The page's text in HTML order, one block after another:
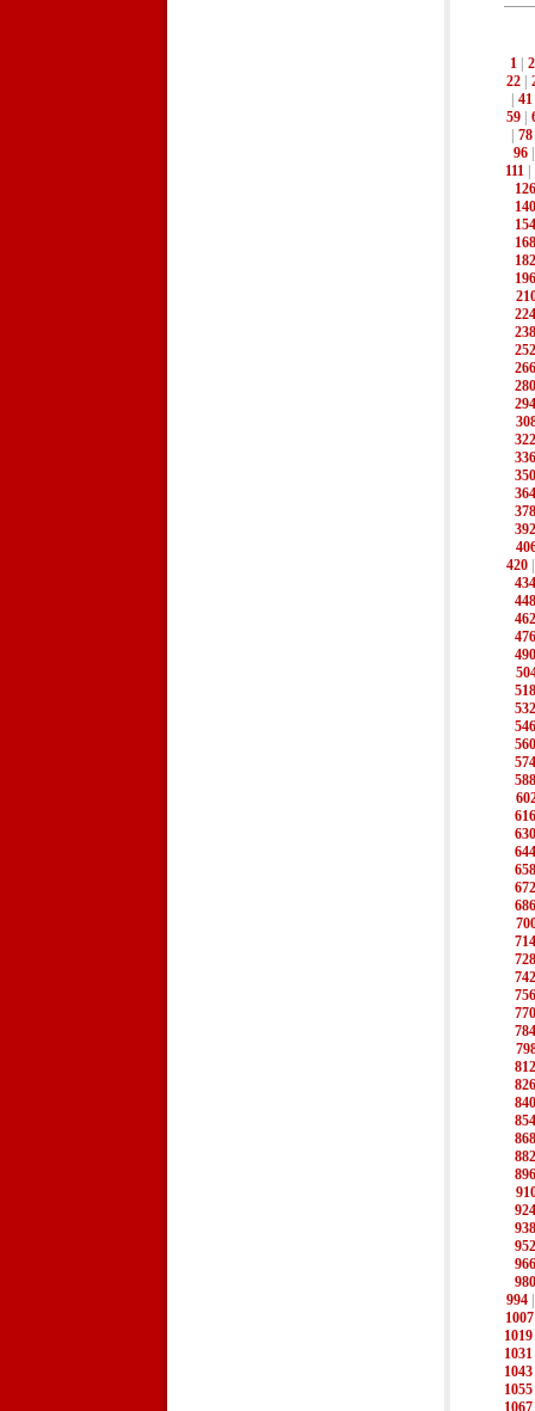
1
2
22|
41
59|
78
96
111|
126
140
154
168
182
196
224
238
252
266
280
294
322
336
350
364
378
392
420
434
448
462
476
490
518
532
546
560
574
588
616
630
644
658
672
686
714
728
742
756
770
784
812
826
840
854
868
882
896
924
938
952
966
980
994
1007
1019
1031
1043
1055
1067